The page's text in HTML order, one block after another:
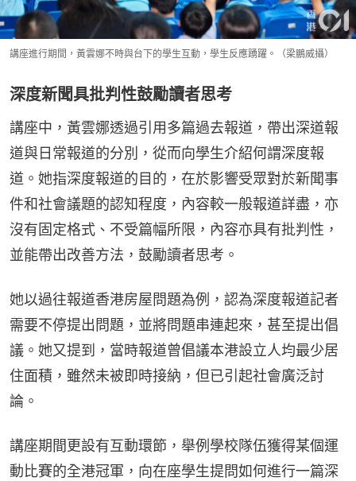
講座進行期間，黃雲娜不時與台下的學生互動，學生反應踴躍。（梁鵬威攝）
深度新聞具批判性鼓勵讀者思考
講座中，黃雲娜透過引用多篇過去報道，帶出深道報
道與日常報道的分別，從而向學生介紹何謂深度報
道。她指深度報道的目的，在於影響受眾對於新聞事
件和社會議題的認知程度，內容較一般報道詳盡，亦
沒有固定格式、不受篇幅所限，內容亦具有批判性，
並能帶出改善方法，鼓勵讀者思考。
她以過往報道香港房屋問題為例，認為深度報道記者
需要不停提出問題，並將問題串連起來，甚至提出倡
議。她又提到，當時報道曾倡議本港設立人均最少居
住面積，雖然未被即時接納，但已引起社會廣泛討
論。
講座期間更設有互動環節，舉例學校隊伍獲得某個運
動比賽的全港冠軍，向在座學生提問如何進行一篇深